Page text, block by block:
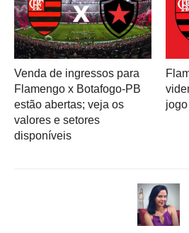
Venda de ingressos para
Flamengo x Botafogo-PB
estão abertas; veja os
valores e setores
disponíveis